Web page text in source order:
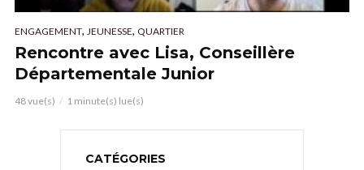
ENGAGEMENT, JEUNESSE, QUARTIER
Rencontre avec Lisa, Conseillère
Départementale Junior
48 vue(s) 1 minute(s) lue(s)
CATÉGORIES